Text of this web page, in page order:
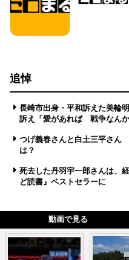
追悼
長崎市出身・平和訴えた美輪
訴え「愛があれば 戦争なんか
つげ義春さんと白土三平さん
は？
死去した丹羽宇一郎さんは、
ど読書』ベストセラーに
動画で見る